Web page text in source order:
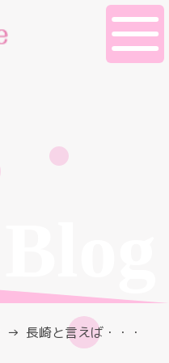
長崎と言えば・・・